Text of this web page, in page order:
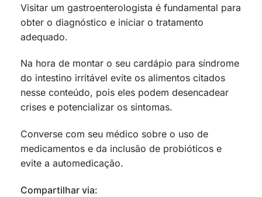
Visitar um gastroenterologista é fundamental para
obter o diagnóstico e iniciar o tratamento
adequado.
Na hora de montar o seu cardápio para síndrome
do intestino irritável evite os alimentos citados
nesse conteúdo, pois eles podem desencadear
crises e potencializar os sintomas.
Converse com seu médico sobre o uso de
medicamentos e da inclusão de probióticos e
evite a automedicação.
Compartilhar via: